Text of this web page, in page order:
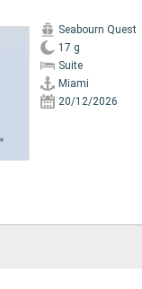
Seabourn Quest
17 g
Suite
Miami
20/12/2026